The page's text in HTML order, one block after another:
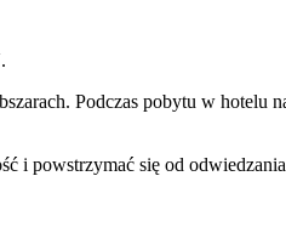
Podczas pobytu w hotelu
i powstrzymać się od